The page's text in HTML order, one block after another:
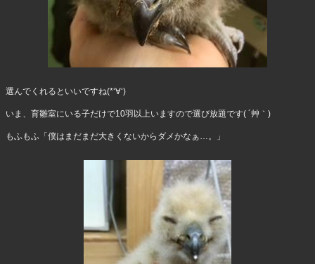
選んでくれるといいですね(*‘∀‘)
いま、育雛室にいる子だけで10羽以上いますので選び放題です( ´艸｀)
もふもふ「僕はまだまだ大きくないからダメかなぁ…。」